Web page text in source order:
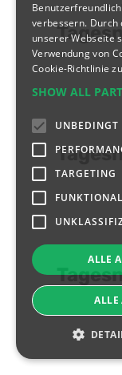
verbessern.
unserer Webseite
Verwendung von
Cookie-Richtlinie
SHOW ALL
UNBEDINGT
TARGETING
ALLE
ALLE